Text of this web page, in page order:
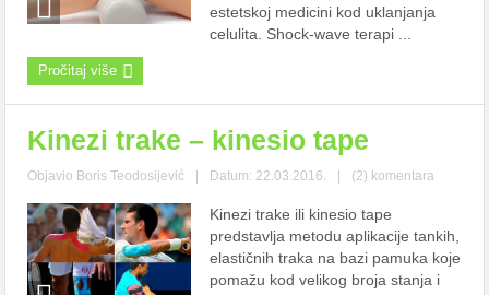
estetskoj medicini kod uklanjanja
celulita. Shock-wave terapi ...
Pročitaj više
Kinezi trake – kinesio tape
Objavio Boris Teodosijević Datum: 22.03.2016. (2) komentara
Kinezi trake ili kinesio tape
predstavlja metodu aplikacije tankih,
elastičnih traka na bazi pamuka koje
pomažu kod velikog broja stanja i